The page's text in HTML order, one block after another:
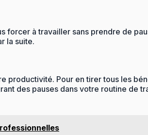
à travailler sans prendre de
la suite.
productivité. Pour en tirer tous les
des pauses dans votre routine